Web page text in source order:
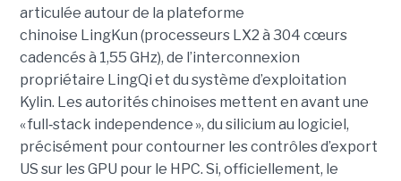
articulée autour de la plateforme
chinoise LingKun (processeurs LX2 à 304 cœurs
cadencés à 1,55 GHz), de l’interconnexion
propriétaire LingQi et du système d’exploitation
Kylin. Les autorités chinoises mettent en avant une
« full‑stack independence », du silicium au logiciel,
précisément pour contourner les contrôles d’export
US sur les GPU pour le HPC. Si, officiellement, le